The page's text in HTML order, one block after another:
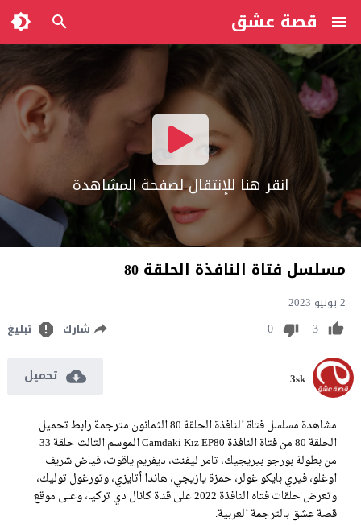
قصة عشق
انقر هنا للإنتقال لصفحة المشاهدة
مسلسل فتاة النافذة الحلقة 80
2 يونيو 2023
3
0 شارك تبليغ
3sk تحميل
مشاهدة مسلسل فتاة النافذة الحلقة 80 الثمانون مترجمة رابط تحميل
الحلقة 80 من فتاة النافذة Camdaki Kız EP80 الموسم الثالث حلقة 33
من بطولة بورجو بيريجيك، تامر ليفنت، ديفريم ياقوت، فياض شريف
اوغلو، فيري بايكو غولر، حمزة يازيجي، هاندا أتايزي، وتورغول توليك،
وتعرض حلقات فتاه النافذة 2022 على قناة كانال دي تركيا، وعلى موقع
قصة عشق بالترجمة العربية.